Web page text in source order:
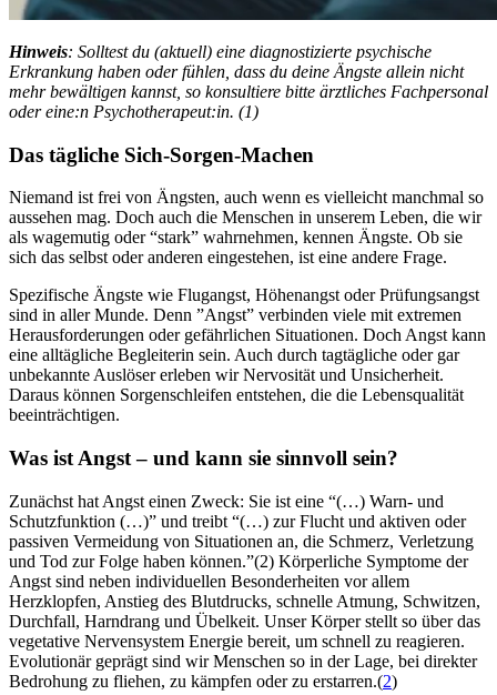
Hin­weis: Solltest du (aktuell) eine diagnostizierte psychische
Erkrankung haben oder fühlen, dass du deine Ängste allein nicht
mehr bewältigen kannst, so konsultiere bitte ärztliches Fachpersonal
oder eine:n Psychotherapeut:in. (1)
Das täg­li­che Sich-Sorgen-Machen
Nie­mand ist frei von Ängs­ten, auch wenn es vielleicht manchmal so
aussehen mag. Doch auch die Menschen in unserem Leben, die wir
als wagemutig oder “stark” wahrnehmen, kennen Ängste. Ob sie
sich das selbst oder anderen eingestehen, ist eine andere Frage.
Spezifische Ängste wie Flugangst, Höhenangst oder Prüfungsangst
sind in aller Munde. Denn ”Angst” verbinden viele mit extremen
Herausforderungen oder gefährlichen Situationen. Doch Angst kann
eine alltägliche Begleiterin sein. Auch durch tagtägliche oder gar
unbekannte Auslöser erleben wir Nervosität und Unsicherheit.
Daraus können Sorgenschleifen entstehen, die die Lebensqualität
beeinträchtigen.
Was ist Angst – und kann sie sinnvoll sein?
Zunächst hat Angst einen Zweck: Sie ist eine “(…) Warn- und
Schutzfunktion (…)” und treibt “(…) zur Flucht und aktiven oder
passiven Vermeidung von Situationen an, die Schmerz, Verletzung
und Tod zur Folge haben können.”(2) Körperliche Symptome der
Angst sind neben individuellen Besonderheiten vor allem
Herzklopfen, Anstieg des Blutdrucks, schnelle Atmung, Schwitzen,
Durchfall, Harndrang und Übelkeit. Unser Körper stellt so über das
vegetative Nervensystem Energie bereit, um schnell zu reagieren.
Evolutionär geprägt sind wir Menschen so in der Lage, bei direkter
Bedrohung zu fliehen, zu kämpfen oder zu erstarren.(2)